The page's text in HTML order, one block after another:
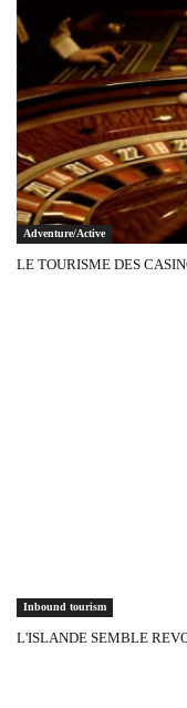
Adventure/Active
LE TOURISME DES
Inbound tourism
L'ISLANDE SEMBLE